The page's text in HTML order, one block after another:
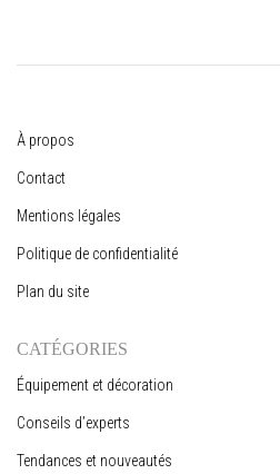
À propos
Contact
Mentions légales
Politique de confidentialité
Plan du site
CATÉGORIES
Équipement et décoration
Conseils d’experts
Tendances et nouveautés